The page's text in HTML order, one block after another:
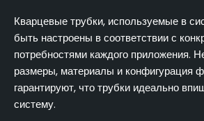
Кварцевые трубки, используемые в
быть настроены в соответствии с
потребностями каждого приложения.
размеры, материалы и конфигурация
гарантируют, что трубки идеально
систему.